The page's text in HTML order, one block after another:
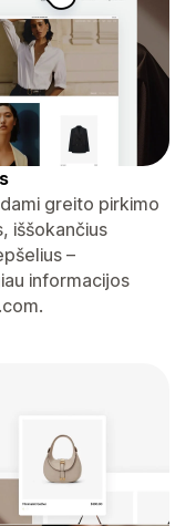
greito pirkimo
iššokančius
–
informacijos